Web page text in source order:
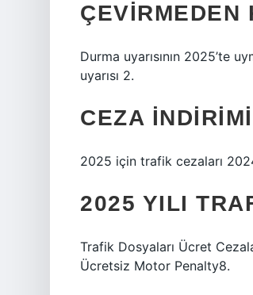
ÇEVIRMEDEN
Durma uyarısının 2025’te
uyarısı 2.
CEZA
2025 için trafik cezaları
2025 YILI
Trafik Dosyaları Ücret
Ücretsiz Motor Penalty8.